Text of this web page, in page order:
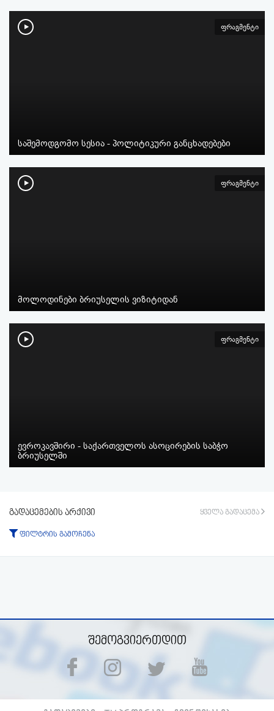
ფრაგმენტი
საშემოდგომო სესია - პოლიტიკური განცხადებები
ფრაგმენტი
მოლოდინები ბრიუსელის ვიზიტიდან
ფრაგმენტი
ევროკავშირი - საქართველოს ასოცირების საბჭო
ბრიუსელში
გადაცემების არქივი ყველა გადაცემა
ფილტრის გამოჩენა
ტიპი:
შემოგვიერთდით